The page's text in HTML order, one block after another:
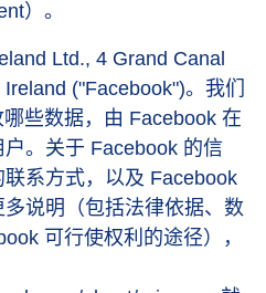
）。
Ltd., 4 Grand Canal
("Facebook")。我们
些数据，由 Facebook 在
。关于 Facebook 的信
系方式，以及 Facebook
说明（包括法律依据、数
可行使权利的途径），